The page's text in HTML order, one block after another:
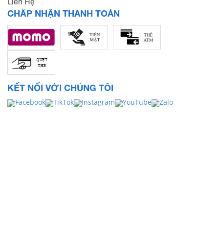
CHẤP NHẬN THANH TOÁN
KẾT NỐI VỚI CHÚNG TÔI